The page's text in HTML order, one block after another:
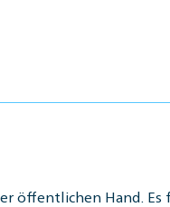
öffentlichen Hand.